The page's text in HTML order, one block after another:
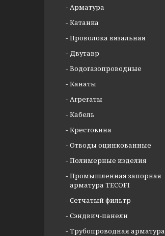
Арматура
Катанка
Проволока вязальная
Двутавр
Водогазопроводные
Канаты
Агрегаты
Кабель
Крестовина
Отводы оцинкованные
Полимерные изделия
Промышленная запорная
арматура TECOFI
Сетчатый фильтр
Сэндвич-панели
Трубопроводная арматура